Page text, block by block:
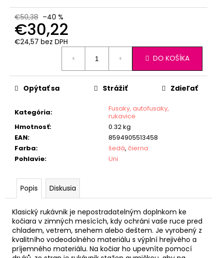
€50,38 –40 %
€30,22
€24,57 bez DPH
DO KOŠÍKA
Kategória:
Fusaky, autofusaky,
rukavice
Hmotnosť:
0.32 kg
EAN:
8594905513458
Farba: šedá, čierna
Pohlavie: Uni
Opýtať sa Strážiť Zdieľať
Popis Diskusia
Klasický rukávnik je nepostradatelným doplnkom ke
kočiara v zimných mesících, kdy ochráni vaše ruce pred
chladem, vetrem, snehem alebo deštem. Je vyrobený z
kvalitního vodeodolného materiálu s výplní hrejivého a
príjemného materiálu. Na kočiar ho upevníte pomocí
SET
PROSTERADLO
DO
KOČIARA
BIELA
€13,41